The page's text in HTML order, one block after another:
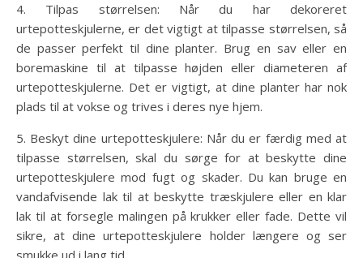
4. Tilpas størrelsen: Når du har dekoreret
urtepotteskjulerne, er det vigtigt at tilpasse størrelsen, så
de passer perfekt til dine planter. Brug en sav eller en
boremaskine til at tilpasse højden eller diameteren af
urtepotteskjulerne. Det er vigtigt, at dine planter har nok
plads til at vokse og trives i deres nye hjem.
5. Beskyt dine urtepotteskjulere: Når du er færdig med at
tilpasse størrelsen, skal du sørge for at beskytte dine
urtepotteskjulere mod fugt og skader. Du kan bruge en
vandafvisende lak til at beskytte træskjulere eller en klar
lak til at forsegle malingen på krukker eller fade. Dette vil
sikre, at dine urtepotteskjulere holder længere og ser